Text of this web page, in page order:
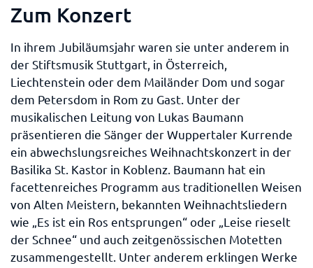
Zum Konzert
In ihrem Jubiläumsjahr waren sie unter anderem in
der Stiftsmusik Stuttgart, in Österreich,
Liechtenstein oder dem Mailänder Dom und sogar
dem Petersdom in Rom zu Gast. Unter der
musikalischen Leitung von Lukas Baumann
präsentieren die Sänger der Wuppertaler Kurrende
ein abwechslungsreiches Weihnachtskonzert in der
Basilika St. Kastor in Koblenz. Baumann hat ein
facettenreiches Programm aus traditionellen Weisen
von Alten Meistern, bekannten Weihnachtsliedern
wie „Es ist ein Ros entsprungen“ oder „Leise rieselt
der Schnee“ und auch zeitgenössischen Motetten
zusammengestellt. Unter anderem erklingen Werke